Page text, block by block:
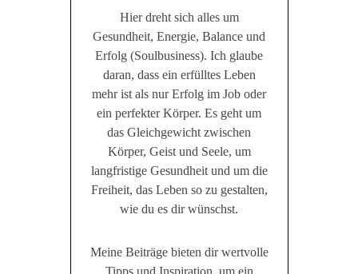
Hier dreht sich alles um
Gesundheit, Energie, Balance und
Erfolg (Soulbusiness). Ich glaube
daran, dass ein erfülltes Leben
mehr ist als nur Erfolg im Job oder
ein perfekter Körper. Es geht um
das Gleichgewicht zwischen
Körper, Geist und Seele, um
langfristige Gesundheit und um die
Freiheit, das Leben so zu gestalten,
wie du es dir wünschst.
Meine Beiträge bieten dir wertvolle
Tipps und Inspiration, um ein